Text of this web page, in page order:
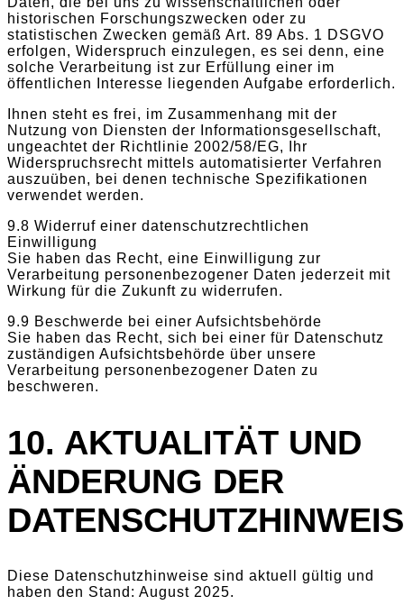
historischen Forschungszwecken oder zu
statistischen Zwecken gemäß Art. 89 Abs. 1 DSGVO
erfolgen, Widerspruch einzulegen, es sei denn, eine
solche Verarbeitung ist zur Erfüllung einer im
öffentlichen Interesse liegenden Aufgabe erforderlich.
Ihnen steht es frei, im Zusammenhang mit der
Nutzung von Diensten der Informationsgesellschaft,
ungeachtet der Richtlinie 2002/58/EG, Ihr
Widerspruchsrecht mittels automatisierter Verfahren
auszuüben, bei denen technische Spezifikationen
verwendet werden.
9.8 Widerruf einer datenschutzrechtlichen
Einwilligung
Sie haben das Recht, eine Einwilligung zur
Verarbeitung personenbezogener Daten jederzeit mit
Wirkung für die Zukunft zu widerrufen.
9.9 Beschwerde bei einer Aufsichtsbehörde
Sie haben das Recht, sich bei einer für Datenschutz
zuständigen Aufsichtsbehörde über unsere
Verarbeitung personenbezogener Daten zu
beschweren.
10. AKTUALITÄT UND
ÄNDERUNG DER
Diese Datenschutzhinweise sind aktuell gültig und
haben den Stand: August 2025.